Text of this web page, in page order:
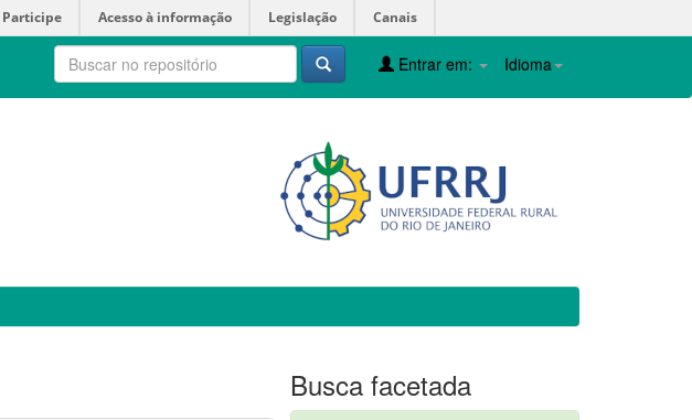
Participe Acesso à informação Legislação Canais
Idioma
Entrar em:
Busca facetada